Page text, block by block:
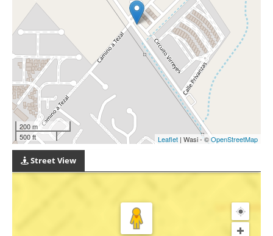
200 m
500 ft
Leaflet | Wasi - ©OpenStreetMap
Street View